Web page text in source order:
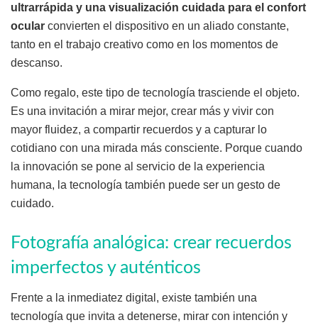
ultrarrápida y una visualización cuidada para el confort
ocular convierten el dispositivo en un aliado constante,
tanto en el trabajo creativo como en los momentos de
descanso.
Como regalo, este tipo de tecnología trasciende el objeto.
Es una invitación a mirar mejor, crear más y vivir con
mayor fluidez, a compartir recuerdos y a capturar lo
cotidiano con una mirada más consciente. Porque cuando
la innovación se pone al servicio de la experiencia
humana, la tecnología también puede ser un gesto de
cuidado.
Fotografía analógica: crear recuerdos
imperfectos y auténticos
Frente a la inmediatez digital, existe también una
tecnología que invita a detenerse, mirar con intención y